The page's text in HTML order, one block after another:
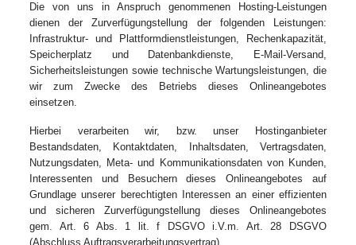
Die von uns in Anspruch genommenen Hosting-Leistungen
dienen der Zurverfügungstellung der folgenden Leistungen:
Infrastruktur- und Plattformdienstleistungen, Rechenkapazität,
Speicherplatz und Datenbankdienste, E-Mail-Versand,
Sicherheitsleistungen sowie technische Wartungsleistungen, die
wir zum Zwecke des Betriebs dieses Onlineangebotes
einsetzen.
Hierbei verarbeiten wir, bzw. unser Hostinganbieter
Bestandsdaten, Kontaktdaten, Inhaltsdaten, Vertragsdaten,
Nutzungsdaten, Meta- und Kommunikationsdaten von Kunden,
Interessenten und Besuchern dieses Onlineangebotes auf
Grundlage unserer berechtigten Interessen an einer effizienten
und sicheren Zurverfügungstellung dieses Onlineangebotes
gem. Art. 6 Abs. 1 lit. f DSGVO i.V.m. Art. 28 DSGVO
(Abschluss Auftragsverarbeitungsvertrag).